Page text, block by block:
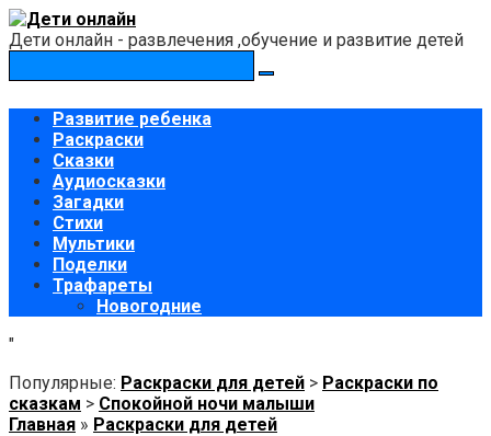
Перейти
к
Дети онлайн - развлечения ,обучение и развитие детей
Развитие ребенка
Раскраски
Сказки
Аудиосказки
Загадки
Стихи
Мультики
Поделки
Трафареты
Новогодние
"
Популярные: Раскраски для детей > Раскраски по
сказкам > Спокойной ночи малыши
Главная » Раскраски для детей